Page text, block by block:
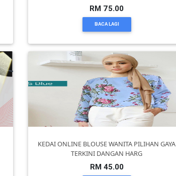
RM 75.00
BACA LAGI
KEDAI ONLINE BLOUSE WANITA PILIHAN GAYA
TERKINI DANGAN HARG
RM 45.00